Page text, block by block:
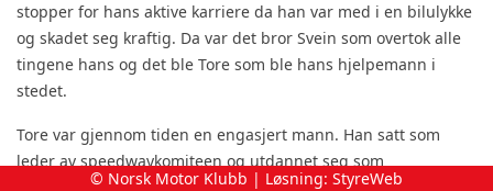
stopper for hans aktive karriere da han var med i en bilulykke
og skadet seg kraftig. Da var det bror Svein som overtok alle
tingene hans og det ble Tore som ble hans hjelpemann i
stedet.
Tore var gjennom tiden en engasjert mann. Han satt som
leder av speedwaykomiteen og utdannet seg som
© Norsk Motor Klubb | Løsning: StyreWeb